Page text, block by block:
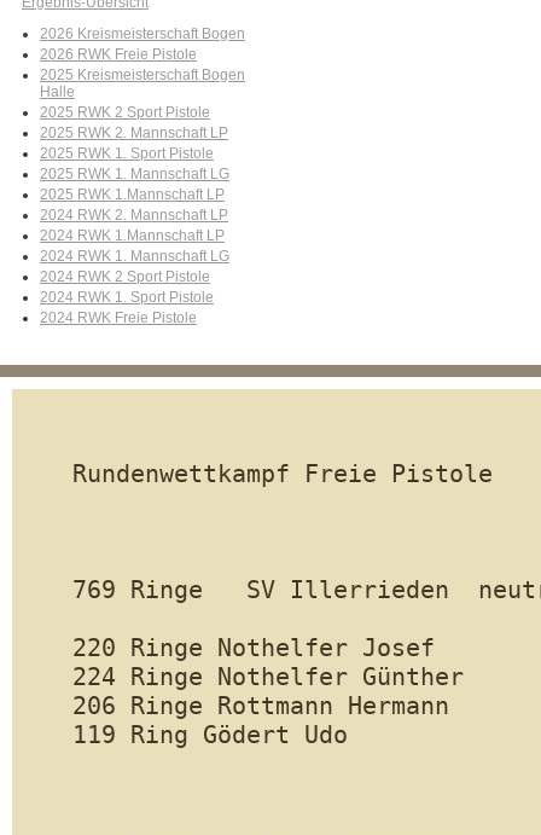
2026 Kreismeisterschaft Bogen
2026 RWK Freie Pistole
2025 Kreismeisterschaft Bogen
Halle
2025 RWK 2 Sport Pistole
2025 RWK 2. Mannschaft LP
2025 RWK 1. Sport Pistole
2025 RWK 1. Mannschaft LG
2025 RWK 1.Mannschaft LP
2024 RWK 2. Mannschaft LP
2024 RWK 1.Mannschaft LP
2024 RWK 1. Mannschaft LG
2024 RWK 2 Sport Pistole
2024 RWK 1. Sport Pistole
2024 RWK Freie Pistole
Rundenwettkampf Freie Pistole
769 Ringe   SV
220 Ringe Nothelfer Josef
224 Ringe Nothelfer Günther
206 Ringe Rottmann Hermann
119 Ring Gödert Udo